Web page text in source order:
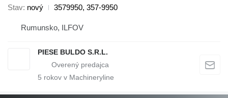
Stav nový 3579950, 357-9950
Rumunsko, ILFOV
PIESE BULDO S.R.L.
5 rokov v Machineryline